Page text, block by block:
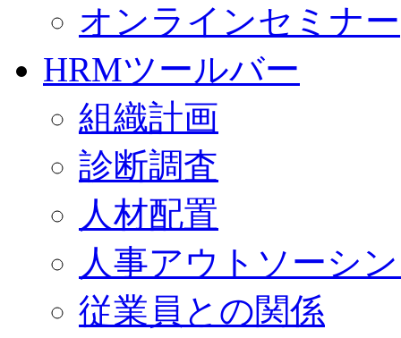
オンラインセミナー
HRMツールバー
組織計画
診断調査
人材配置
人事アウトソーシ
従業員との関係